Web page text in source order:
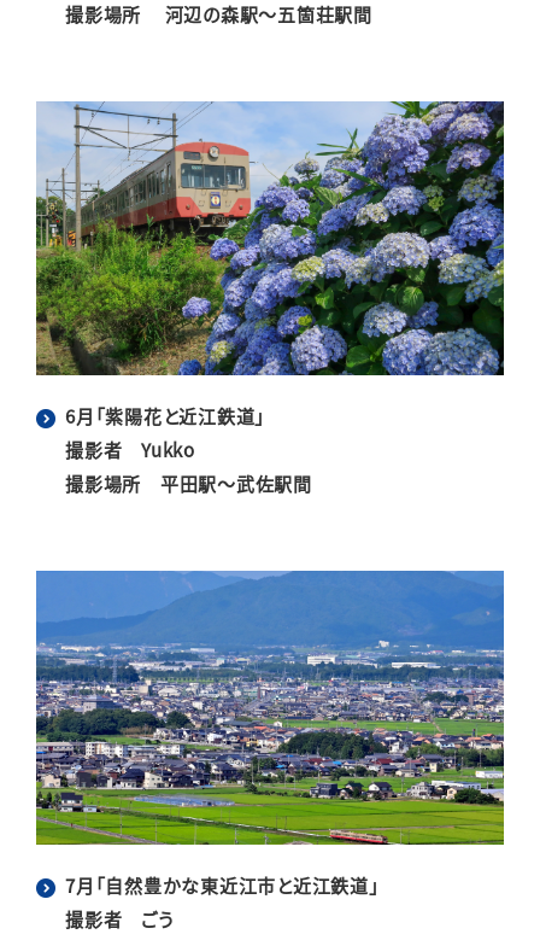
撮影場所 河辺の森駅～五箇荘駅間
6月「紫陽花と近江鉄道」
撮影者 Yukko
撮影場所 平田駅～武佐駅間
7月「自然豊かな東近江市と近江鉄道」
撮影者 ごう